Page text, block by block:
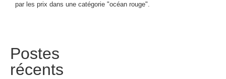
par les prix dans une catégorie "océan rouge".
Postes
récents